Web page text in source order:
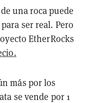
una roca puede
ser real. Pero
EtherRocks
más por los
se vende por 1